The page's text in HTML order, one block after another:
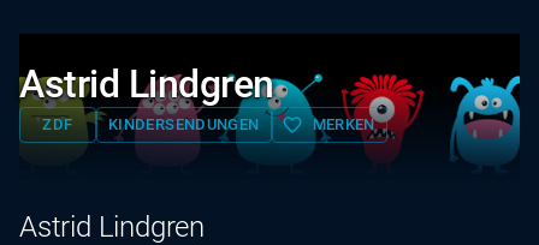
Astrid Lindgren
ZDF KINDERSENDUNGEN favorite_border MERKEN
Astrid Lindgren